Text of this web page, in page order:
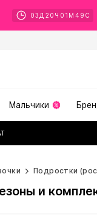
03 Д 20 Ч 01 М 47 С
Мальчики
Подростки
и